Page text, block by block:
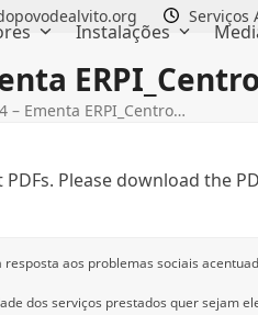
Serviços
Instalações
– Ementa ERPI_Centro…
Please download the
aos problemas sociais
dos serviços prestados quer sejam